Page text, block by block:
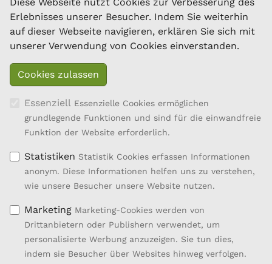
Erlebnisses unserer Besucher. Indem Sie weiterhin
auf dieser Webseite navigieren, erklären Sie sich mit
unserer Verwendung von Cookies einverstanden.
Essenziell Essenzielle Cookies ermöglichen
grundlegende Funktionen und sind für die einwandfreie
Funktion der Website erforderlich.
Statistiken Statistik Cookies erfassen Informationen
anonym. Diese Informationen helfen uns zu verstehen,
wie unsere Besucher unsere Website nutzen.
Marketing Marketing-Cookies werden von
Drittanbietern oder Publishern verwendet, um
personalisierte Werbung anzuzeigen. Sie tun dies,
indem sie Besucher über Websites hinweg verfolgen.
Dresdner Straße 89/B1/18
1200 Wien
Tel.: 01/334 17 21-40
Entwicklung des ländlichen Raums